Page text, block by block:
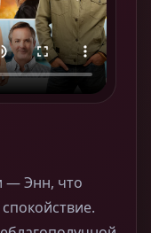
— Энн, что